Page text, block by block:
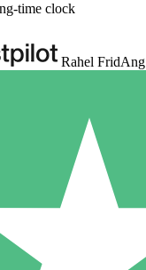
time clock
Rahel FridAng